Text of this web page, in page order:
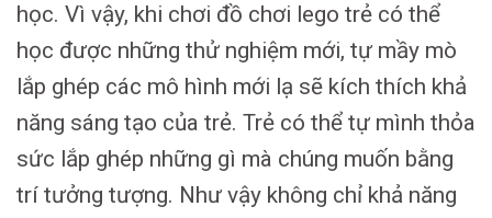
học. Vì vậy, khi chơi đồ chơi lego trẻ có thể
học được những thử nghiệm mới, tự mầy mò
lắp ghép các mô hình mới lạ sẽ kích thích khả
năng sáng tạo của trẻ. Trẻ có thể tự mình thỏa
sức lắp ghép những gì mà chúng muốn bằng
trí tưởng tượng. Như vậy không chỉ khả năng